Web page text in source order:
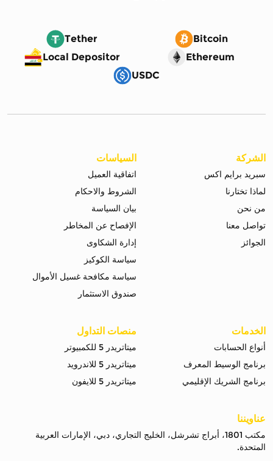
Tether
Bitcoin
Local Depositor
Ethereum
USDC
الشركة
سبريد برايم اكس
لماذا تختارنا
من نحن
تواصل معنا
الجوائز
السياسات
اتفاقية العميل
الشروط والاحكام
بيان السياسة
الإفصاح عن المخاطر
إدارة الشكاوى
سياسة الكوكيز
سياسة مكافحة غسيل الأموال
صندوق الاستثمار
الخدمات
أنواع الحسابات
برنامج الوسيط المعرف
برنامج الشريك الإقليمي
منصات التداول
ميتاتريدر 5 للكمبيوتر
ميتاتريدر 5 للاندرويد
ميتاتريدر 5 للايفون
عناويننا
مكتب 1801، أبراج تشرشل، الخليج التجاري، دبي، الإمارات العربية
المتحدة.